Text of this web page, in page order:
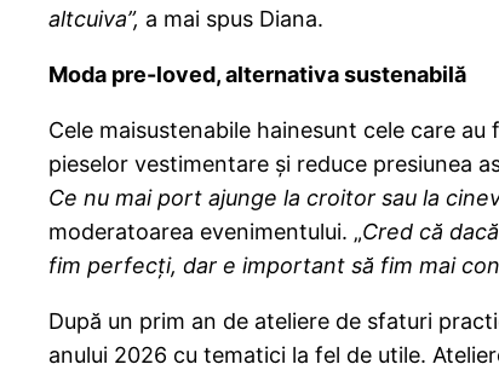
altcuiva”, a mai spus Diana.
Moda pre-loved, alternativa sustenabilă
Cele maisustenabile hainesunt cele care
pieselor vestimentare și reduce presiunea
Ce nu mai port ajunge la croitor sau la
moderatoarea evenimentului. „Cred că
fim perfecți, dar e important să fim mai
După un prim an de ateliere de sfaturi
anului 2026 cu tematici la fel de utile.